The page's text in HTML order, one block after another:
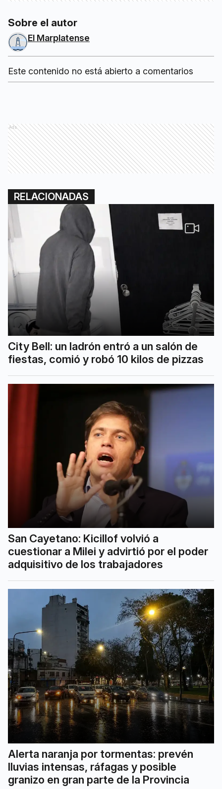
Sobre el autor
El Marplatense
Este contenido no está abierto a comentarios
Ads
RELACIONADAS
City Bell: un ladrón entró a un salón de
fiestas, comió y robó 10 kilos de pizzas
San Cayetano: Kicillof volvió a
cuestionar a Milei y advirtió por el poder
adquisitivo de los trabajadores
Alerta naranja por tormentas: prevén
lluvias intensas, ráfagas y posible
granizo en gran parte de la Provincia